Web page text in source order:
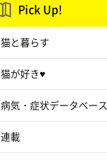
Pick Up!
猫と暮らす
猫が好き♥
病気・症状データベース
連載